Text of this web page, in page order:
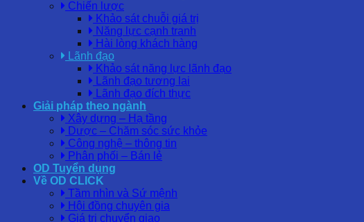
Chiến lược
Khảo sát chuỗi giá trị
Năng lực cạnh tranh
Hài lòng khách hàng
Lãnh đạo
Khảo sát năng lực lãnh đạo
Lãnh đạo tương lai
Lãnh đạo đích thực
Giải pháp theo ngành
Xây dựng – Hạ tầng
Dược – Chăm sóc sức khỏe
Công nghệ – thông tin
Phân phối – Bán lẻ
OD Tuyển dụng
Về OD CLICK
Tầm nhìn và Sứ mệnh
Hội đồng chuyên gia
Giá trị chuyển giao